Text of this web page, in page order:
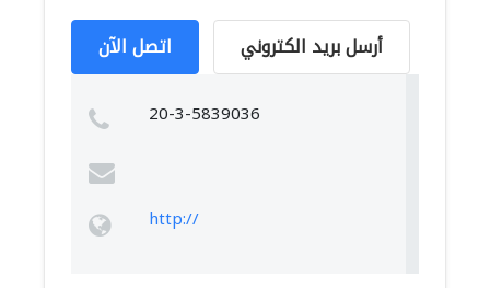
اتصل الآن أرسل بريد الكتروني
20-3-5839036
http://